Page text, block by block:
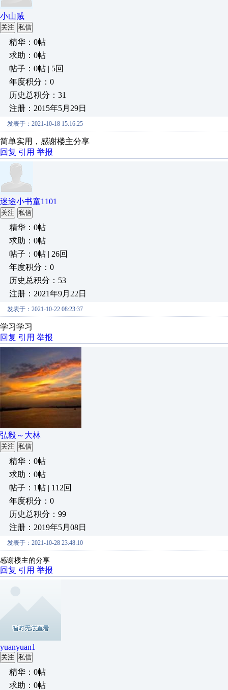
小山贼
关注 私信
精华：0帖
求助：0帖
帖子：0帖 | 5回
年度积分：0
历史总积分：31
注册：2015年5月29日
发表于：2021-10-18 15:16:25
简单实用，感谢楼主分享
回复 引用 举报
迷途小书童1101
关注 私信
精华：0帖
求助：0帖
帖子：0帖 | 26回
年度积分：0
历史总积分：53
注册：2021年9月22日
发表于：2021-10-22 08:23:37
学习学习
回复 引用 举报
弘毅～大林
关注 私信
精华：0帖
求助：0帖
帖子：1帖 | 112回
年度积分：0
历史总积分：99
注册：2019年5月08日
发表于：2021-10-28 23:48:10
感谢楼主的分享
回复 引用 举报
yuanyuan1
关注 私信
精华：0帖
求助：0帖